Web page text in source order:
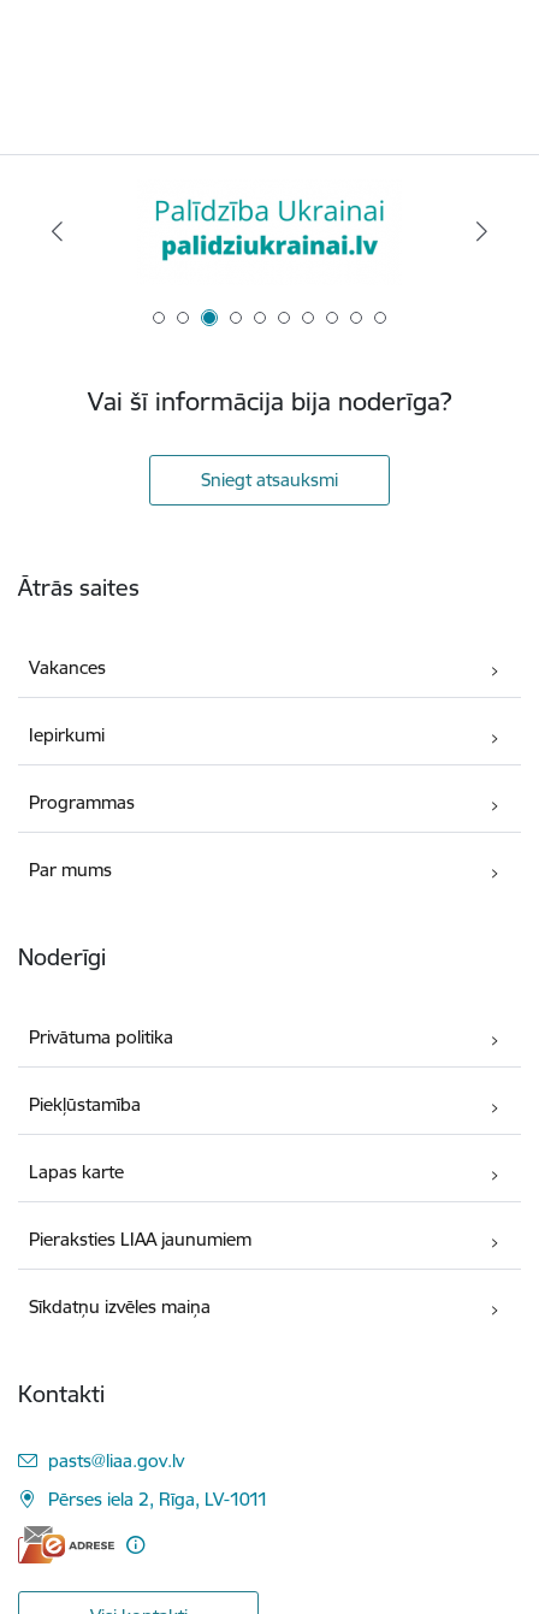
Vai šī informācija bija noderīga?
Sniegt atsauksmi
Ātrās saites
Vakances
Iepirkumi
Programmas
Par mums
Noderīgi
Privātuma politika
Piekļūstamība
Lapas karte
Pieraksties LIAA jaunumiem
Sīkdatņu izvēles maiņa
Kontakti
E-pasts:
pasts@liaa.gov.lv
Pērses iela 2, Rīga, LV-1011